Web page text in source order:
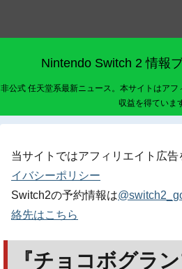
Nintendo Switch 2 情報
非公式 任天堂系最新ニュース。本サイトはア
収益を得ていま
当サイトではアフィリエイト広告
イバシーポリシー
Switch2の予約情報は
絡先はこちら
『チョコボグラ